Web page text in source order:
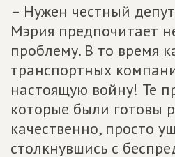
– Нужен честный
Мэрия предпочитает
проблему. В то время
транспортных
настоящую войну! Те
которые были готовы
качественно, просто
столкнувшись с